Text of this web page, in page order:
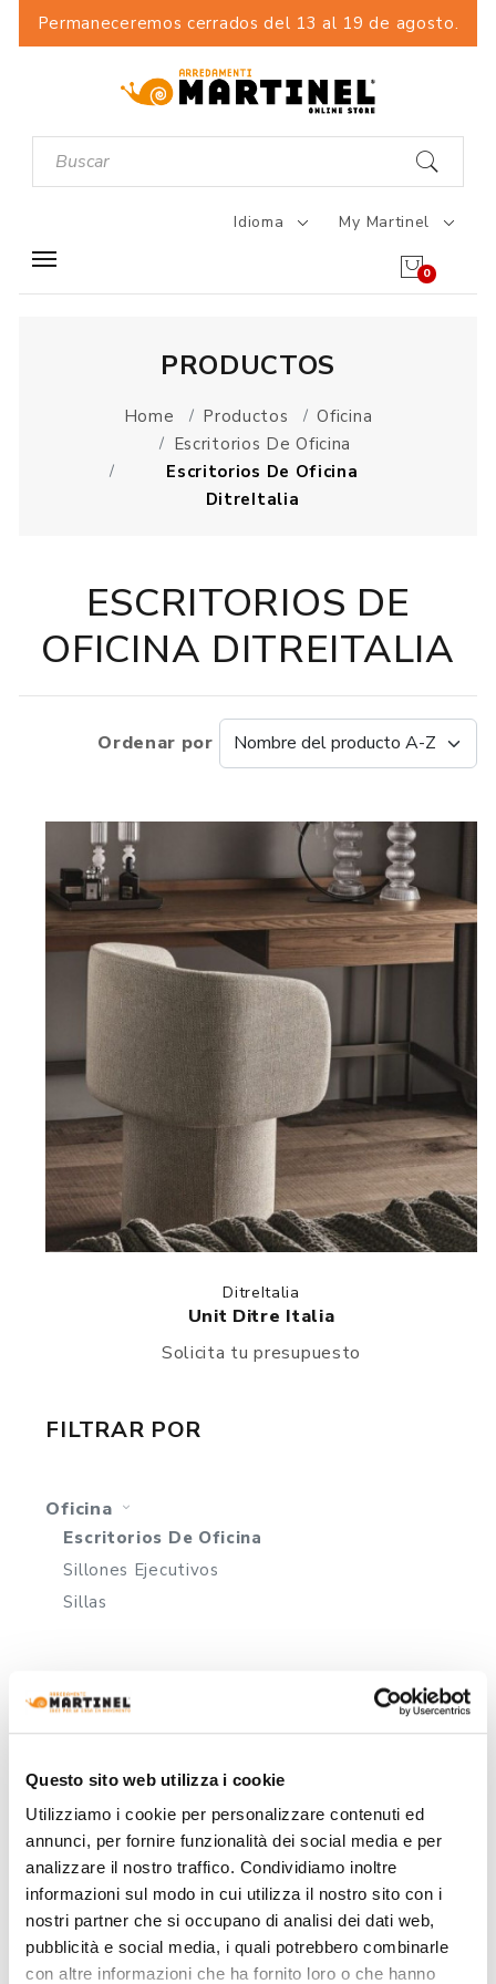
Questo sito web utilizza i cookie
Utilizziamo i cookie per personalizzare contenuti ed
annunci, per fornire funzionalità dei social media e per
analizzare il nostro traffico. Condividiamo inoltre
informazioni sul modo in cui utilizza il nostro sito con i
nostri partner che si occupano di analisi dei dati web,
pubblicità e social media, i quali potrebbero combinarle
con altre informazioni che ha fornito loro o che hanno
Permaneceremos cerrados del 13 al 19 de agosto.
Idioma My Martinel
0
PRODUCTOS
Home Productos
Oficina
Escritorios De Oficina
Escritorios De Oficina
DitreItalia
ESCRITORIOS DE
OFICINA DITREITALIA
Ordenar por
DitreItalia
Unit Ditre Italia
Solicita tu presupuesto
FILTRAR POR
Oficina
Escritorios De Oficina
Sillones Ejecutivos
Sillas
FILTRO PRECIO DESDE
FILTRAR POR MARCA